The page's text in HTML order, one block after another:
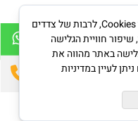
לידיעתך, באתרנו נעשה שימוש בקבצי Cookies, לרבות של צדדים
חוויית הגלישה
באתר מהווה את
לעיין במדיניות